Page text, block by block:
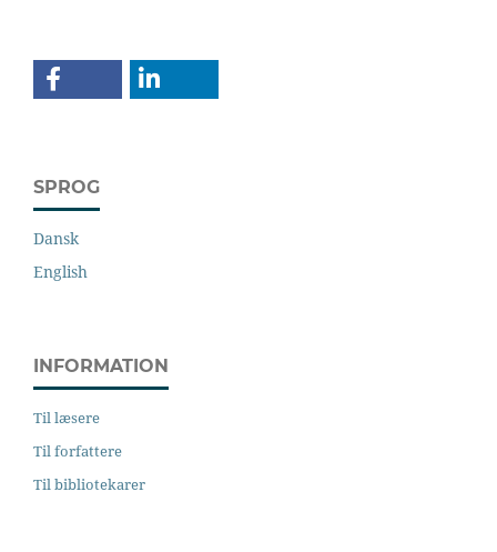
SPROG
Dansk
English
INFORMATION
Til læsere
Til forfattere
Til bibliotekarer